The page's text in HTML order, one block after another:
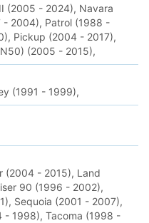
(2005 - 2024), Navara
- 2004), Patrol (1988 -
Pickup (2004 - 2017),
(2005 - 2015),
(1991 - 1999),
(2004 - 2015), Land
90 (1996 - 2002),
Sequoia (2001 - 2007),
- 1998), Tacoma (1998 -